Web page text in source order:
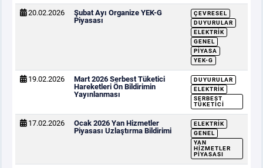
20.02.2026
Şubat Ayı Organize YEK-G
Piyasası
ÇEVRESEL
DUYURULAR
ELEKTRIK
GENEL
PIYASA
YEK-G
19.02.2026
Mart 2026 Serbest Tüketici
Hareketleri Ön Bildirimin
Yayınlanması
DUYURULAR
ELEKTRIK
SERBEST
TÜKETICI
17.02.2026
Ocak 2026 Yan Hizmetler
Piyasası Uzlaştırma Bildirimi
ELEKTRIK
GENEL
YAN
HIZMETLER
PIYASASI